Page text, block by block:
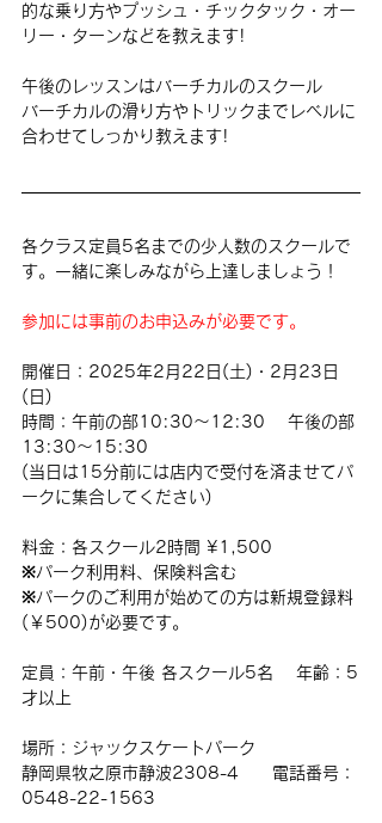
的な乗り方やプッシュ・チックタック・オー
リー・ターンなどを教えます!
午後のレッスンはバーチカルのスクール
バーチカルの滑り方やトリックまでレベルに
合わせてしっかり教えます!
各クラス定員5名までの少人数のスクールで
す。一緒に楽しみながら上達しましょう！
参加には事前のお申込みが必要です。
開催日：2025年2月22日(土)・ 2月23日
(日)
時間：午前の部10:30〜12:30 　午後の部
13:30〜15:30
(当日は15分前には店内で受付を済ませてパ
ークに集合してください)
料金：各スクール2時間 ¥1,500
※パーク利用料、保険料含む
※パークのご利用が始めての方は新規登録料
(￥500)が必要です。
定員：午前・午後 各スクール5名 　年齢：5
才以上
場所：ジャックスケートパーク
静岡県牧之原市静波2308-4　　電話番号：
0548-22-1563